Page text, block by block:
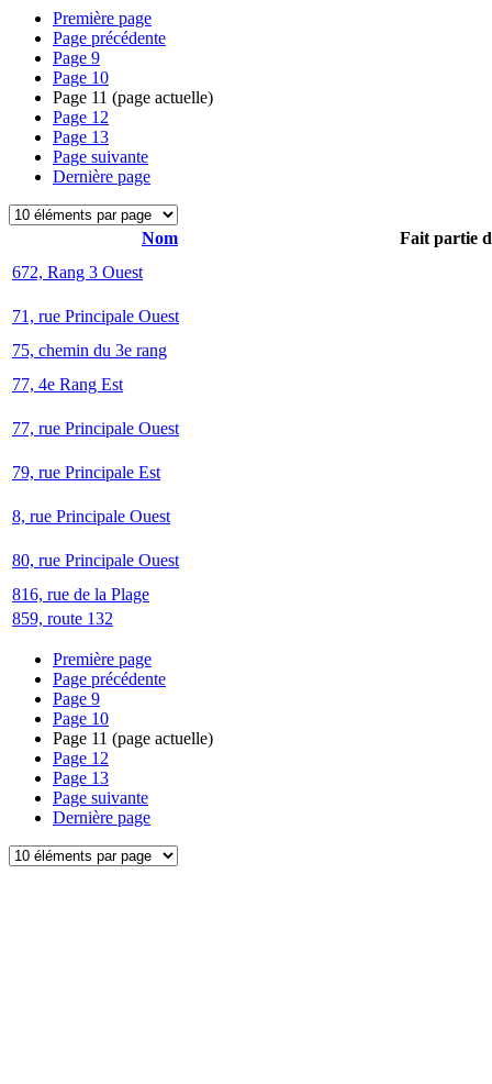
Première page
Page précédente
Page 9
Page 10
Page 11 (page actuelle)
Page 12
Page 13
Page suivante
Dernière page
Nom
Fait partie
672, Rang 3 Ouest
71, rue Principale Ouest
75, chemin du 3e rang
77, 4e Rang Est
77, rue Principale Ouest
79, rue Principale Est
8, rue Principale Ouest
80, rue Principale Ouest
816, rue de la Plage
859, route 132
Première page
Page précédente
Page 9
Page 10
Page 11 (page actuelle)
Page 12
Page 13
Page suivante
Dernière page